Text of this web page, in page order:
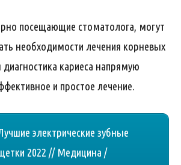
посещающие стоматолога, могут
необходимости лечения корневых
кариеса напрямую
и простое лечение.
электрические зубные
2022 // Медицина /